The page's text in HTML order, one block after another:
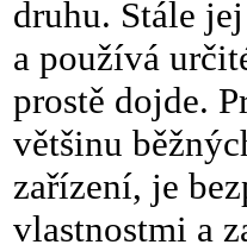
druhu. Stále
a používá
prostě dojde.
většinu
zařízení, je
vlastnostmi a